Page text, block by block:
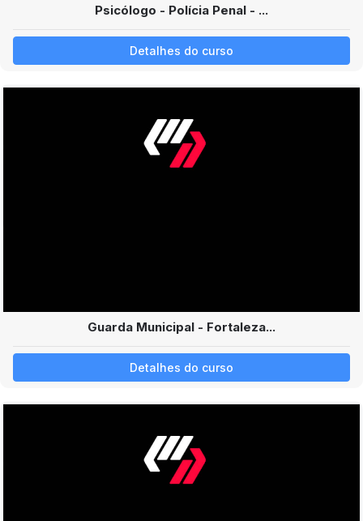
Psicólogo - Polícia Penal - ...
Detalhes do curso
Guarda Municipal - Fortaleza...
Detalhes do curso